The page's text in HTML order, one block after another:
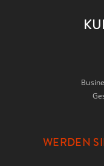
WERDEN